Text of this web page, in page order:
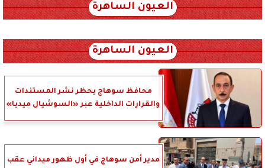
العيون الساهرة
العيون الساهرة
محافظ سوهاج يحظر نشر المستندات
والقرارات الداخلية عبر «السوشيال ميديا»
مدير أمن سوهاج في أول ظهور ميداني عقب